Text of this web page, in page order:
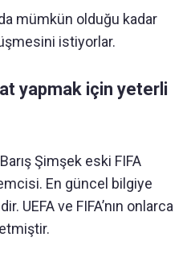
mümkün olduğu kadar
istiyorlar.
yapmak için yeterli
Şimşek eski FIFA
En güncel bilgiye
UEFA ve FIFA’nın onlarca